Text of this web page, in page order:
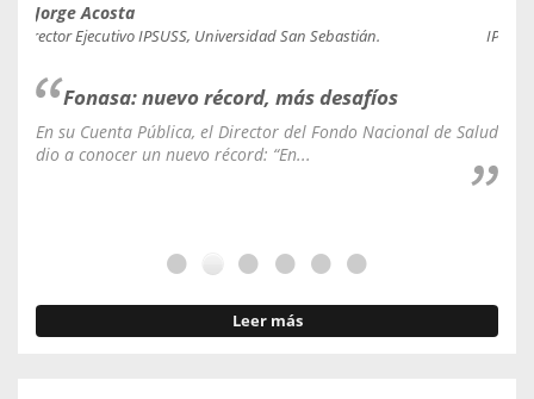
Jorge Acosta
Director Ejecutivo IPSUSS, Universidad San Sebastián.
Fonasa: nuevo récord, más desafíos
En su Cuenta Pública, el Director del Fondo Nacional de Salud
dio a conocer un nuevo récord: “En...
Leer más